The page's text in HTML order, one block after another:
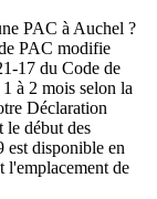
PAC à Auchel ?
PAC modifie
17 du Code de
à 2 mois selon la
Déclaration
le début des
disponible en
l'emplacement de